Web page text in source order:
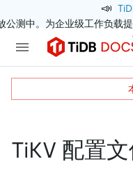
📣
公测中。为企业级工作负载
TiKV 配置